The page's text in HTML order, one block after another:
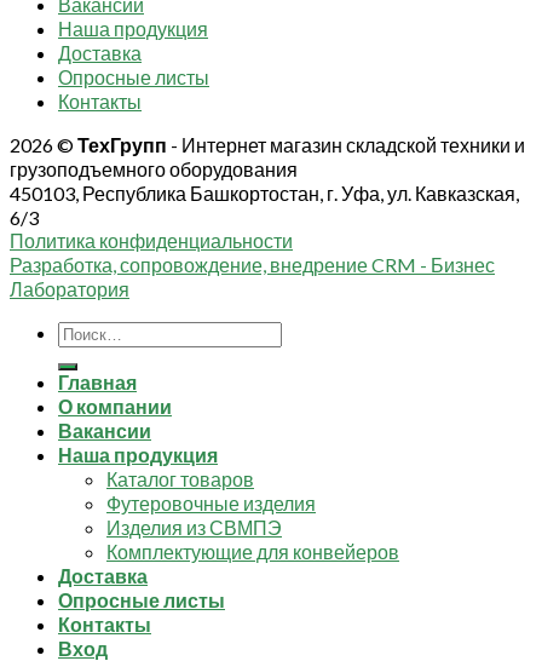
Наша продукция
Доставка
Опросные листы
Контакты
2026 ©ТехГрупп - Интернет магазин складской техники и
грузоподъемного оборудования
450103, Республика Башкортостан, г. Уфа, ул. Кавказская,
6/3
Политика конфиденциальности
Разработка, сопровождение, внедрение CRM - Бизнес
Лаборатория
Искать:
Главная
О компании
Вакансии
Наша продукция
Каталог товаров
Футеровочные изделия
Изделия из СВМПЭ
Комплектующие для конвейеров
Доставка
Опросные листы
Контакты
Вход